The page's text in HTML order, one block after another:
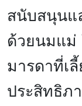
สนับสนุนแ
ด้วยนมแม่
มารดาที่เ
ประสิทธิภ